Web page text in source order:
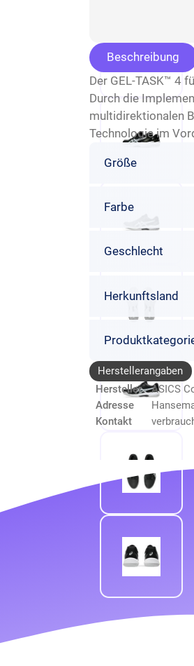
Beschreibung
Der GEL-TASK™ 4
Durch die
multidirektionalen
Technologie im
Größe
Farbe
Geschlecht
Herkunftsland
Herstellerangaben
Hersteller
ASICS
Adresse
Kontakt